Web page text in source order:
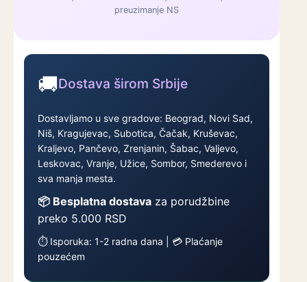
preuzimanje NS
🚚Dostava širom Srbije
Dostavljamo u sve gradove: Beograd, Novi Sad,
Niš, Kragujevac, Subotica, Čačak, Kruševac,
Kraljevo, Pančevo, Zrenjanin, Šabac, Valjevo,
Leskovac, Vranje, Užice, Sombor, Smederevo i
sva manja mesta.
📦 Besplatna dostava za porudžbine
preko 5.000 RSD
⏱️ Isporuka: 1-2 radna dana | 💳 Plaćanje
pouzećem